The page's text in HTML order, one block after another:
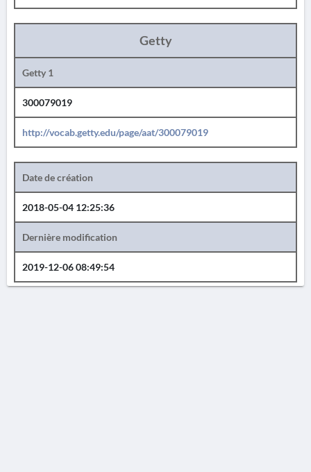
Getty
Getty 1
300079019
http://vocab.getty.edu/page/aat/300079019
Date de création
2018-05-04 12:25:36
Dernière modification
2019-12-06 08:49:54